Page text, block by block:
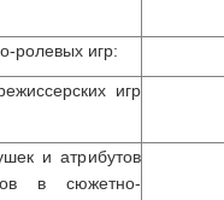
ролевых игр:
игр
и атрибутов
в сюжетно-